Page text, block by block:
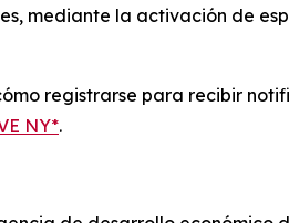
mediante la activación de
registrarse para recibir
NY*.